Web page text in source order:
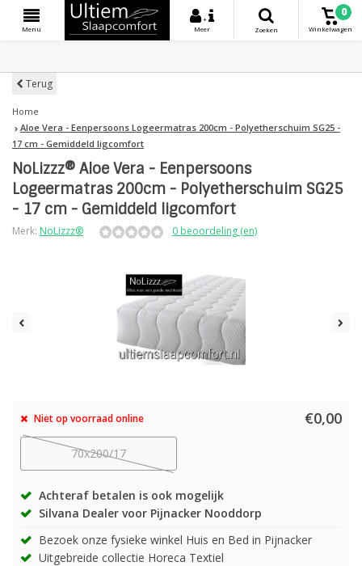
Menu
+
Meer
Zoeken
0
Winkelwagen
Terug
Home
Aloe Vera - Eenpersoons Logeermatras 200cm - Polyetherschuim SG25 -
17 cm - Gemiddeld ligcomfort
NoLizzz® Aloe Vera - Eenpersoons
Logeermatras 200cm - Polyetherschuim SG25
- 17 cm - Gemiddeld ligcomfort
Merk: NoLizzz® 0 beoordeling (en)
Niet op voorraad online €0,00
70x200/17
Achteraf betalen is ook mogelijk
Silvana Dealer voor Pijnacker Nooddorp
Bezoek onze fysieke winkel Huis en Bed in Pijnacker
Uitgebreide collectie Horeca Textiel